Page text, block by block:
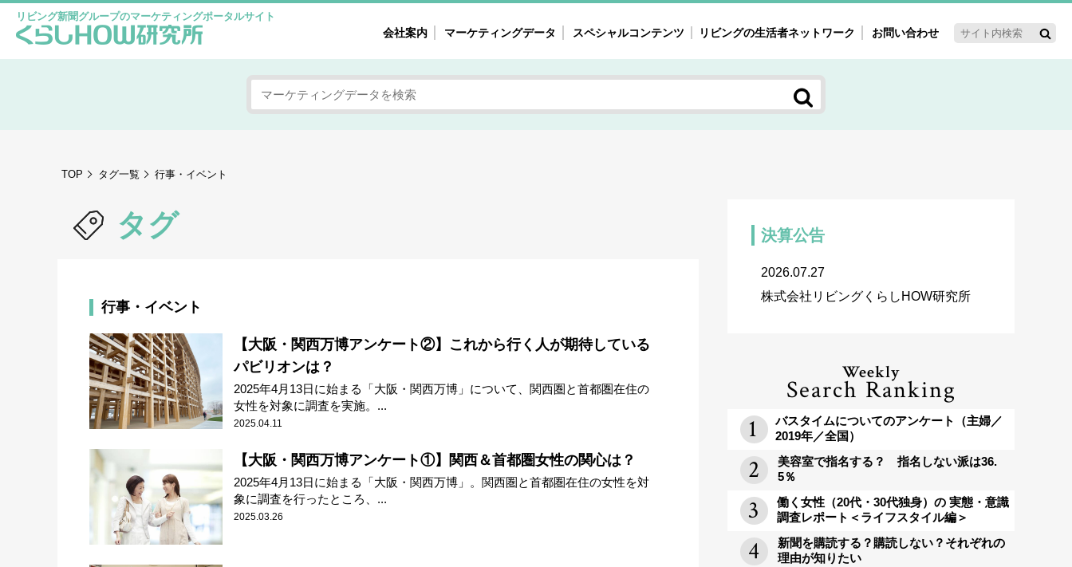
リビング新聞グループのマーケティングポータルサイト
会社案内 マーケティングデータ スペシャルコンテンツ
女性の気持ちと消費がリアルに見える
自主調査レポート
注目ターゲット・重点テーマ
40'ｓ～60'ｓマーケット研究室
リビングの生活者ネットワーク お問い合わせ
TOP タグ一覧 行事・イベント
タグ
行事・イベント
【大阪・関西万博アンケート②】これから行く人が期待している
パビリオンは？
2025年4月13日に始まる「大阪・関西万博」について、関西圏と首都圏在住の
女性を対象に調査を実施。...
2025.04.11
【大阪・関西万博アンケート①】関西＆首都圏女性の関心は？
2025年4月13日に始まる「大阪・関西万博」。関西圏と首都圏在住の女性を対
象に調査を行ったところ、...
2025.03.26
決算公告
2026.07.27
株式会社リビングくらしHOW研究所
Weekly
Search Ranking
バスタイムについてのアンケート（主婦／
2019年／全国）
美容室で指名する？ 指名しない派は36.
5％
働く女性（20代・30代独身）の 実態・意識
調査レポート＜ライフスタイル編＞
新聞を購読する？購読しない？それぞれの
理由が知りたい